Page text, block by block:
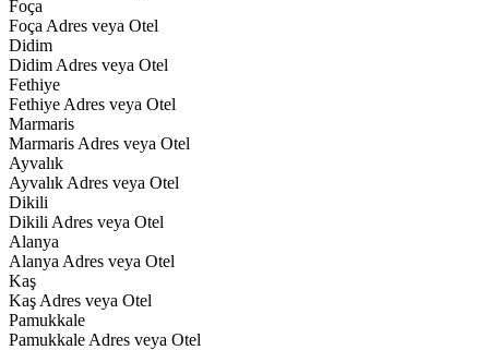
Foça
Foça Adres veya Otel
Didim
Didim Adres veya Otel
Fethiye
Fethiye Adres veya Otel
Marmaris
Marmaris Adres veya Otel
Ayvalık
Ayvalık Adres veya Otel
Dikili
Dikili Adres veya Otel
Alanya
Alanya Adres veya Otel
Kaş
Kaş Adres veya Otel
Pamukkale
Pamukkale Adres veya Otel